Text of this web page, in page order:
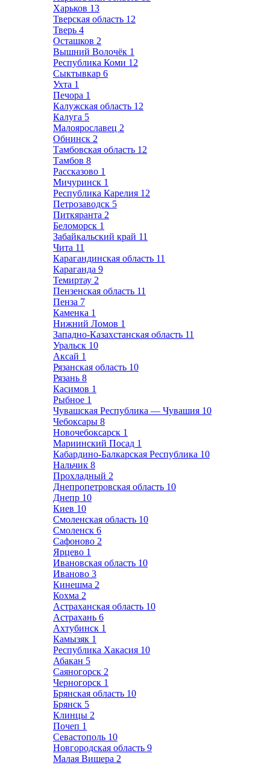
Харьков 13
Тверская область 12
Тверь 4
Осташков 2
Вышний Волочёк 1
Республика Коми 12
Сыктывкар 6
Ухта 1
Печора 1
Калужская область 12
Калуга 5
Малоярославец 2
Обнинск 2
Тамбовская область 12
Тамбов 8
Рассказово 1
Мичуринск 1
Республика Карелия 12
Петрозаводск 5
Питкяранта 2
Беломорск 1
Забайкальский край 11
Чита 11
Карагандинская область 11
Караганда 9
Темиртау 2
Пензенская область 11
Пенза 7
Каменка 1
Нижний Ломов 1
Западно-Казахстанская область 11
Уральск 10
Аксай 1
Рязанская область 10
Рязань 8
Касимов 1
Рыбное 1
Чувашская Республика — Чувашия 10
Чебоксары 8
Новочебоксарск 1
Мариинский Посад 1
Кабардино-Балкарская Республика 10
Нальчик 8
Прохладный 2
Днепропетровская область 10
Днепр 10
Киев 10
Смоленская область 10
Смоленск 6
Сафоново 2
Ярцево 1
Ивановская область 10
Иваново 3
Кинешма 2
Кохма 2
Астраханская область 10
Астрахань 6
Ахтубинск 1
Камызяк 1
Республика Хакасия 10
Абакан 5
Саяногорск 2
Черногорск 1
Брянская область 10
Брянск 5
Клинцы 2
Почеп 1
Севастополь 10
Новгородская область 9
Малая Вишера 2